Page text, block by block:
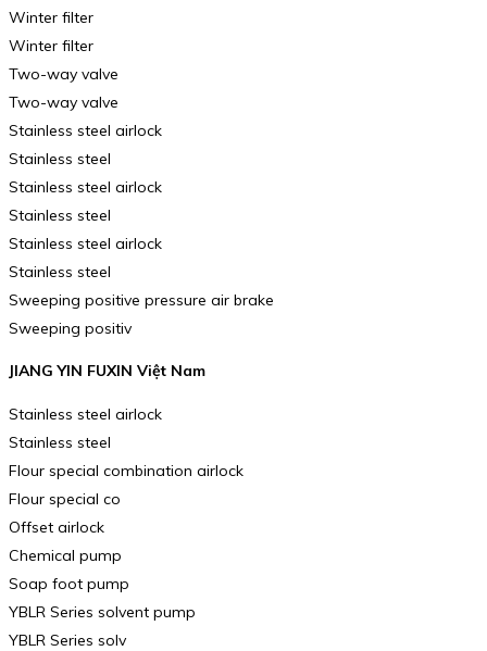
Winter filter
Winter filter
Two-way valve
Two-way valve
Stainless steel airlock
Stainless steel
Stainless steel airlock
Stainless steel
Stainless steel airlock
Stainless steel
Sweeping positive pressure air brake
Sweeping positiv
JIANG YIN FUXIN Việt Nam
Stainless steel airlock
Stainless steel
Flour special combination airlock
Flour special co
Offset airlock
Chemical pump
Soap foot pump
YBLR Series solvent pump
YBLR Series solv